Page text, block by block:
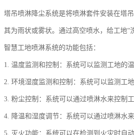
塔吊喷淋降尘系统是将喷淋套件安装在塔
其为雨状或雾状。通过高空喷水，给工地“
智慧工地喷淋系统的功能包括：
1. 温度监测和控制：系统可以监测工地的
2. 环境湿度监测和控制：系统可以监测工
3. 粉尘控制：系统可以通过喷淋水来控制
4. 降温和湿度调节：系统可以通过喷淋水
5. 灭火功能：系统可以在检测到火灾时自